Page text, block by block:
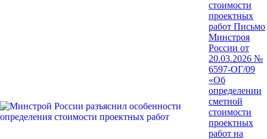
стоимости
проектных
работ Письмо
Минстроя
России от
20.03.2026 №
6597-ОГ/09
«Об
определении
сметной
стоимости
проектных
работ на